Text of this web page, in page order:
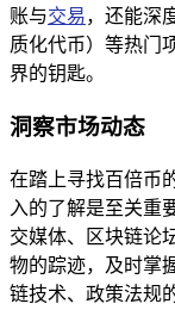
账与交易，还能深
质化代币）等热门
界的钥匙。
洞察市场动态
在踏上寻找百倍币
入的了解是至关重
交媒体、区块链论
物的踪迹，及时掌
链技术、政策法规